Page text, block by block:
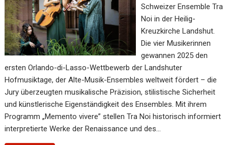
Schweizer Ensemble Tra
Noi in der Heilig-
Kreuzkirche Landshut.
Die vier Musikerinnen
gewannen 2025 den
ersten Orlando-di-Lasso-Wettbewerb der Landshuter
Hofmusiktage, der Alte-Musik-Ensembles weltweit fördert – die
Jury überzeugten musikalische Präzision, stilistische Sicherheit
und künstlerische Eigenständigkeit des Ensembles. Mit ihrem
Programm „Memento vivere” stellen Tra Noi historisch informiert
interpretierte Werke der Renaissance und des…